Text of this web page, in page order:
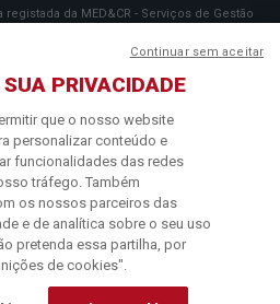
da MED&CR - Serviços de Gestão
n.º 103, 1150-279 Lisboa, que gere
prestação de cuidados de saúde.
nacional) ouinfo@medicare.pt
e Condições· Política de Privacidade
PRIVACIDADE
que o nosso website
personalizar conteúdo e
funcionalidades das redes
tráfego. Também
os nossos parceiros das
e de analítica sobre o seu uso
pretenda essa partilha, por
de cookies".
Continuar sem aceitar